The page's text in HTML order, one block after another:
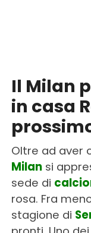
Il Milan
in casa
Oltre ad aver
Milan si
sede di
rosa. Fra
stagione di